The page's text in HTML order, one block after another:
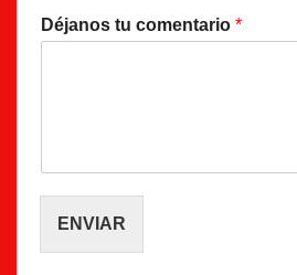
Déjanos tu comentario *
ENVIAR